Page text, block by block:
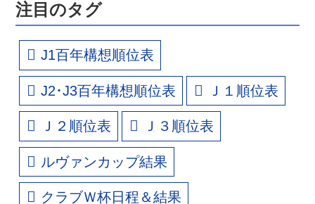
注目のタグ
J1百年構想順位表
J2･J3百年構想順位表 Ｊ１順位表
Ｊ２順位表 Ｊ３順位表
ルヴァンカップ結果
クラブＷ杯日程＆結果